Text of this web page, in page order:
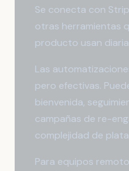
Se conecta con
otras herramientas
producto usan
Las
pero efectivas.
bienvenida,
campañas de re-
complejidad de
Para equipos